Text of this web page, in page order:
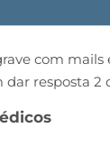
com mails
resposta 2